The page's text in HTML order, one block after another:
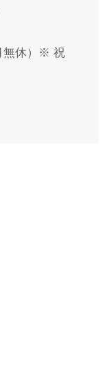
無休）※ 祝